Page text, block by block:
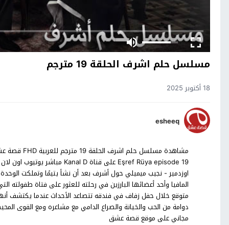
مسلسل حلم اشرف الحلقة 19 مترجم
18 أكتوبر 2025
esheeq
اوزدمير - نجيب ميميلي حول أشرف بعد أن نشأ يتيمًا وتملكت
المافيا وأحد أعضائها البارزين في رحلته للعثور على فتاة
متوقع خلال حفل زفاف في فندقه تتصاعد الأحداث عندما يكتشف
دوامة من الحب والخيانة والصراع الدامي مع مشاعره ومع القوى
مجاني على موقع قصة عشق